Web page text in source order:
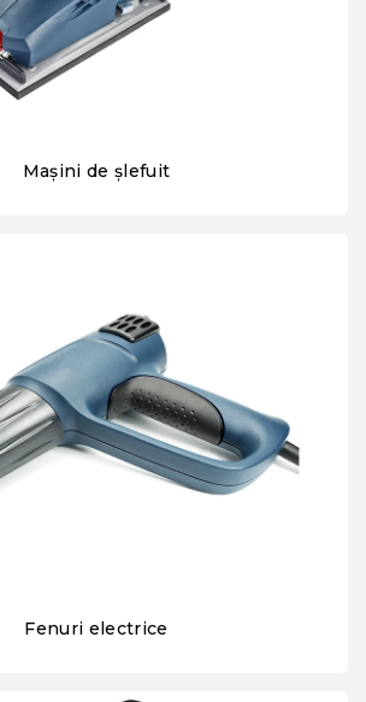
Mașini de șlefuit
Fenuri electrice